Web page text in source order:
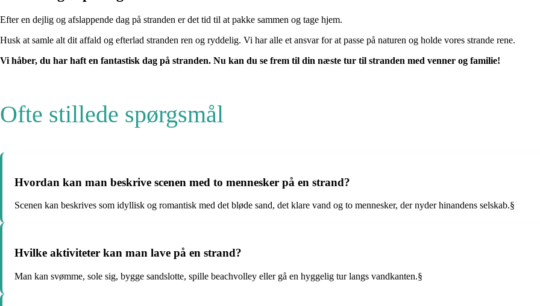
Efter en dejlig og afslappende dag på stranden er det tid til at pakke sammen og tage hjem.
Husk at samle alt dit affald og efterlad stranden ren og ryddelig. Vi har alle et ansvar for at passe på naturen og holde vores strande rene.
Vi håber, du har haft en fantastisk dag på stranden. Nu kan du se frem til din næste tur til stranden med venner og familie!
Ofte stillede spørgsmål
Hvordan kan man beskrive scenen med to mennesker på en strand?
Scenen kan beskrives som idyllisk og romantisk med det bløde sand, det klare vand og to mennesker, der nyder hinandens selskab.§
Hvilke aktiviteter kan man lave på en strand?
Man kan svømme, sole sig, bygge sandslotte, spille beachvolley eller gå en hyggelig tur langs vandkanten.§